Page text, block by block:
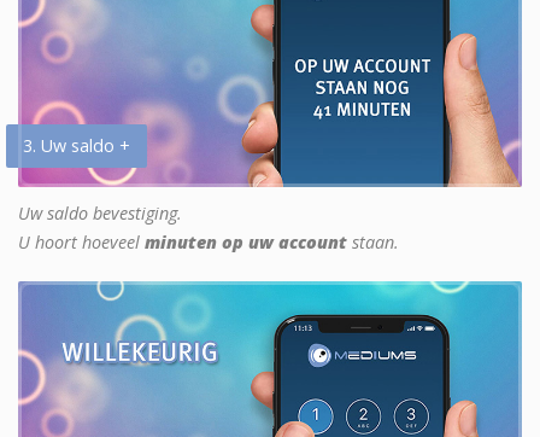
3. Uw saldo +
Uw saldo bevestiging.
U hoort hoeveel minuten op uw account staan.